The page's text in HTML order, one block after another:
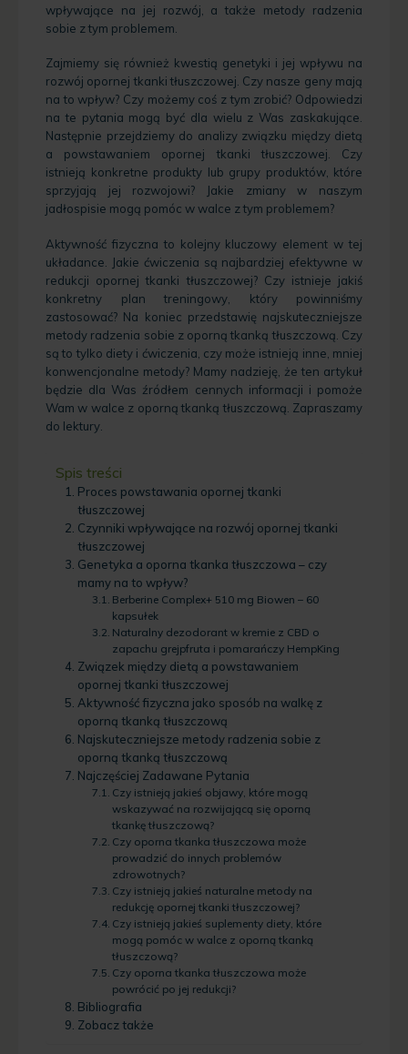
wpływające na jej rozwój, a także metody radzenia
sobie z tym problemem.
Zajmiemy się również kwestią genetyki i jej wpływu na
rozwój opornej tkanki tłuszczowej. Czy nasze geny mają
na to wpływ? Czy możemy coś z tym zrobić? Odpowiedzi
na te pytania mogą być dla wielu z Was zaskakujące.
Następnie przejdziemy do analizy związku między dietą
a powstawaniem opornej tkanki tłuszczowej. Czy
istnieją konkretne produkty lub grupy produktów, które
sprzyjają jej rozwojowi? Jakie zmiany w naszym
jadłospisie mogą pomóc w walce z tym problemem?
Aktywność fizyczna to kolejny kluczowy element w tej
układance. Jakie ćwiczenia są najbardziej efektywne w
redukcji opornej tkanki tłuszczowej? Czy istnieje jakiś
konkretny plan treningowy, który powinniśmy
zastosować? Na koniec przedstawię najskuteczniejsze
metody radzenia sobie z oporną tkanką tłuszczową. Czy
są to tylko diety i ćwiczenia, czy może istnieją inne, mniej
konwencjonalne metody? Mamy nadzieję, że ten artykuł
będzie dla Was źródłem cennych informacji i pomoże
Wam w walce z oporną tkanką tłuszczową. Zapraszamy
do lektury.
Spis treści
Proces powstawania opornej tkanki
tłuszczowej
Czynniki wpływające na rozwój opornej tkanki
tłuszczowej
Genetyka a oporna tkanka tłuszczowa – czy
mamy na to wpływ?
Berberine Complex+ 510 mg Biowen – 60
kapsułek
Naturalny dezodorant w kremie z CBD o
zapachu grejpfruta i pomarańczy HempKing
Związek między dietą a powstawaniem
opornej tkanki tłuszczowej
Aktywność fizyczna jako sposób na walkę z
oporną tkanką tłuszczową
Najskuteczniejsze metody radzenia sobie z
oporną tkanką tłuszczową
Najczęściej Zadawane Pytania
Czy istnieją jakieś objawy, które mogą
wskazywać na rozwijającą się oporną
tkankę tłuszczową?
Czy oporna tkanka tłuszczowa może
prowadzić do innych problemów
zdrowotnych?
Czy istnieją jakieś naturalne metody na
redukcję opornej tkanki tłuszczowej?
Czy istnieją jakieś suplementy diety, które
mogą pomóc w walce z oporną tkanką
tłuszczową?
Czy oporna tkanka tłuszczowa może
powrócić po jej redukcji?
Bibliografia
Zobacz także